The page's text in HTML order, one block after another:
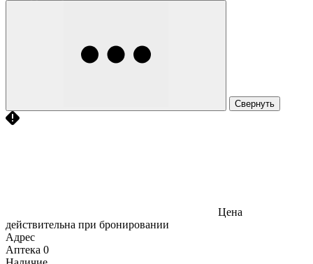
Свернуть
Цена
действительна при бронировании
Адрес
Аптека 0